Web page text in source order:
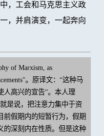
，工会和马克思主义政
，并肩演变，一起奔向
of Marxism, as
。原译文：“这种马
人高兴的宣告”。本人理
是说，把注意力集中于资
前假期内的短暂行为，假期
的深刻内在性质。但是这种